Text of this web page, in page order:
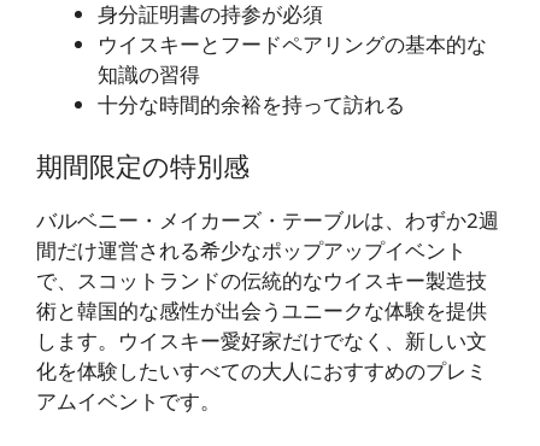
身分証明書の持参が必須
ウイスキーとフードペアリングの基本的な
知識の習得
十分な時間的余裕を持って訪れる
期間限定の特別感
バルベニー・メイカーズ・テーブルは、わずか2週
間だけ運営される希少なポップアップイベント
で、スコットランドの伝統的なウイスキー製造技
術と韓国的な感性が出会うユニークな体験を提供
します。ウイスキー愛好家だけでなく、新しい文
化を体験したいすべての大人におすすめのプレミ
アムイベントです。